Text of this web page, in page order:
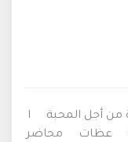
ا
عظات
محاضر